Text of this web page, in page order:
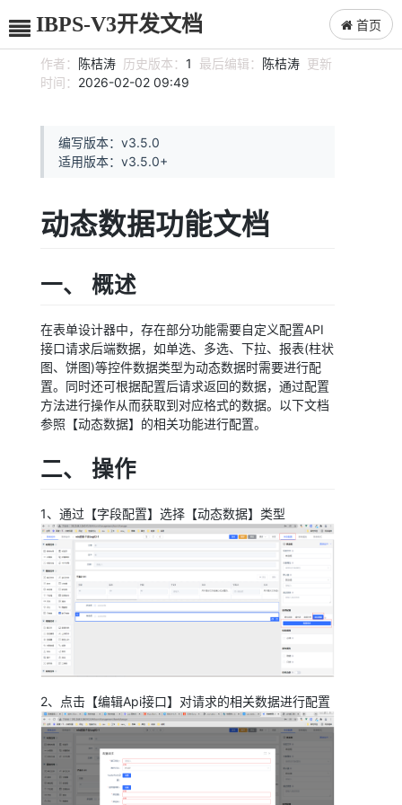
IBPS-V3开发文档 首页
作者： 陈桔涛 历史版本： 1 最后编辑： 陈桔涛 更新
时间： 2026-02-02 09:49
编写版本：v3.5.0
适用版本：v3.5.0+
动态数据功能文档
一、 概述
在表单设计器中，存在部分功能需要自定义配置API
接口请求后端数据，如单选、多选、下拉、报表(柱状
图、饼图)等控件数据类型为动态数据时需要进行配
置。同时还可根据配置后请求返回的数据，通过配置
方法进行操作从而获取到对应格式的数据。以下文档
参照【动态数据】的相关功能进行配置。
二、 操作
1、通过【字段配置】选择【动态数据】类型
2、点击【编辑Api接口】对请求的相关数据进行配置